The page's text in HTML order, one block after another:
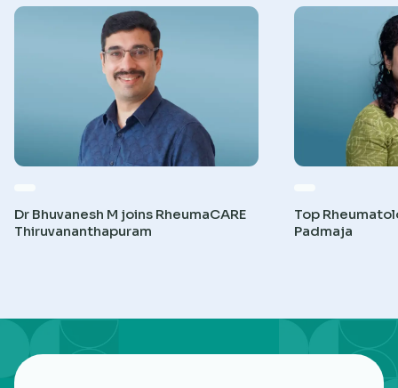
Dr Bhuvanesh M joins RheumaCARE
Thiruvananthapuram
Top
Padmaja